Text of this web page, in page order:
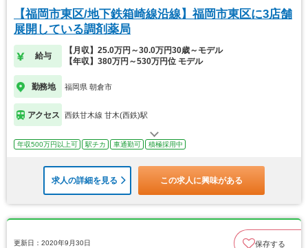
【福岡市東区/地下鉄箱崎線沿線】福岡市東区に3店舗
展開している調剤薬局
給与
【月収】25.0万円～30.0万円30歳～モデル
【年収】380万円～530万円位 モデル
勤務地 福岡県 朝倉市
アクセス 西鉄甘木線 甘木(西鉄)駅
年収500万円以上可 駅チカ 車通勤可 積極採用中
求人の詳細を見る この求人に興味がある
更新日：2020年9月30日 保存する